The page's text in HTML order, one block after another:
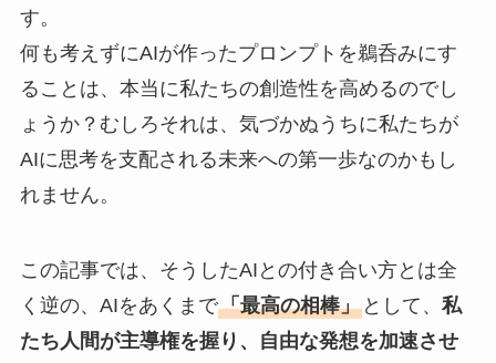
す。
何も考えずにAIが作ったプロンプトを鵜呑みにす
ることは、本当に私たちの創造性を高めるのでし
ょうか？むしろそれは、気づかぬうちに私たちが
AIに思考を支配される未来への第一歩なのかもし
れません。
この記事では、そうしたAIとの付き合い方とは全
く逆の、AIをあくまで「最高の相棒」として、 私
たち人間が主導権を握り、自由な発想を加速させ